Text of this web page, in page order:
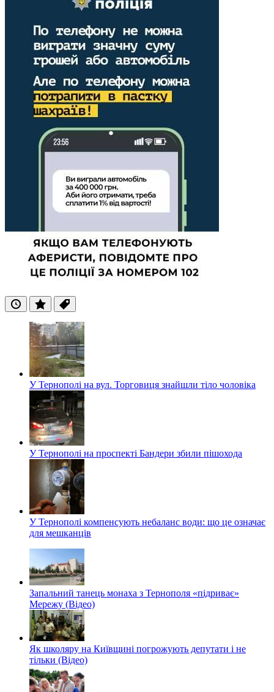
ОстанніПопулярні
Теги
У Тернополі на вул. Торговиця знайшли тіло чоловіка
У Тернополі на проспекті Бандери збили пішохода
У Тернополі компенсують небаланс води: що це означає
для мешканців
Запальний танець монаха з Тернополя «підриває»
Мережу (Відео)
Як школяру на Київщині погрожують депутати і не
тільки (Відео)